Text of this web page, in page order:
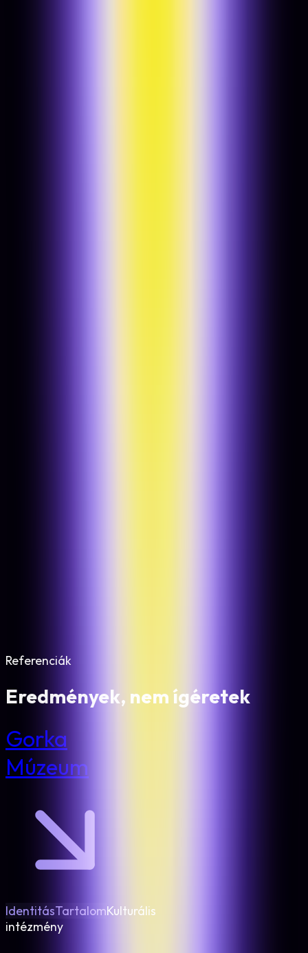
Referenciák
Eredmények, nem ígéretek
Gorka
Múzeum
IdentitásTartalomKulturális
intézmény